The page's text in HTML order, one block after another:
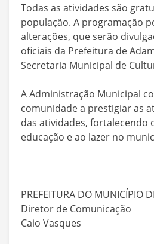
Todas as atividades são
população. A programação
alterações, que serão
oficiais da Prefeitura de
Secretaria Municipal de
A Administração Municipal
comunidade a prestigiar as
das atividades, fortalecendo
educação e ao lazer no
PREFEITURA DO MUNICÍPIO
Diretor de Comunicação
Caio Vasques